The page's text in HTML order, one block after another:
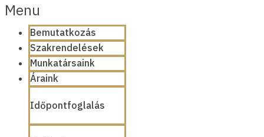
Menu
Bemutatkozás
Szakrendelések
Munkatársaink
Áraink
Időpontfoglalás